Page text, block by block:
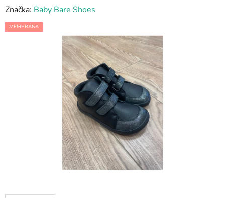
Značka: Baby Bare Shoes
MEMBRÁNA